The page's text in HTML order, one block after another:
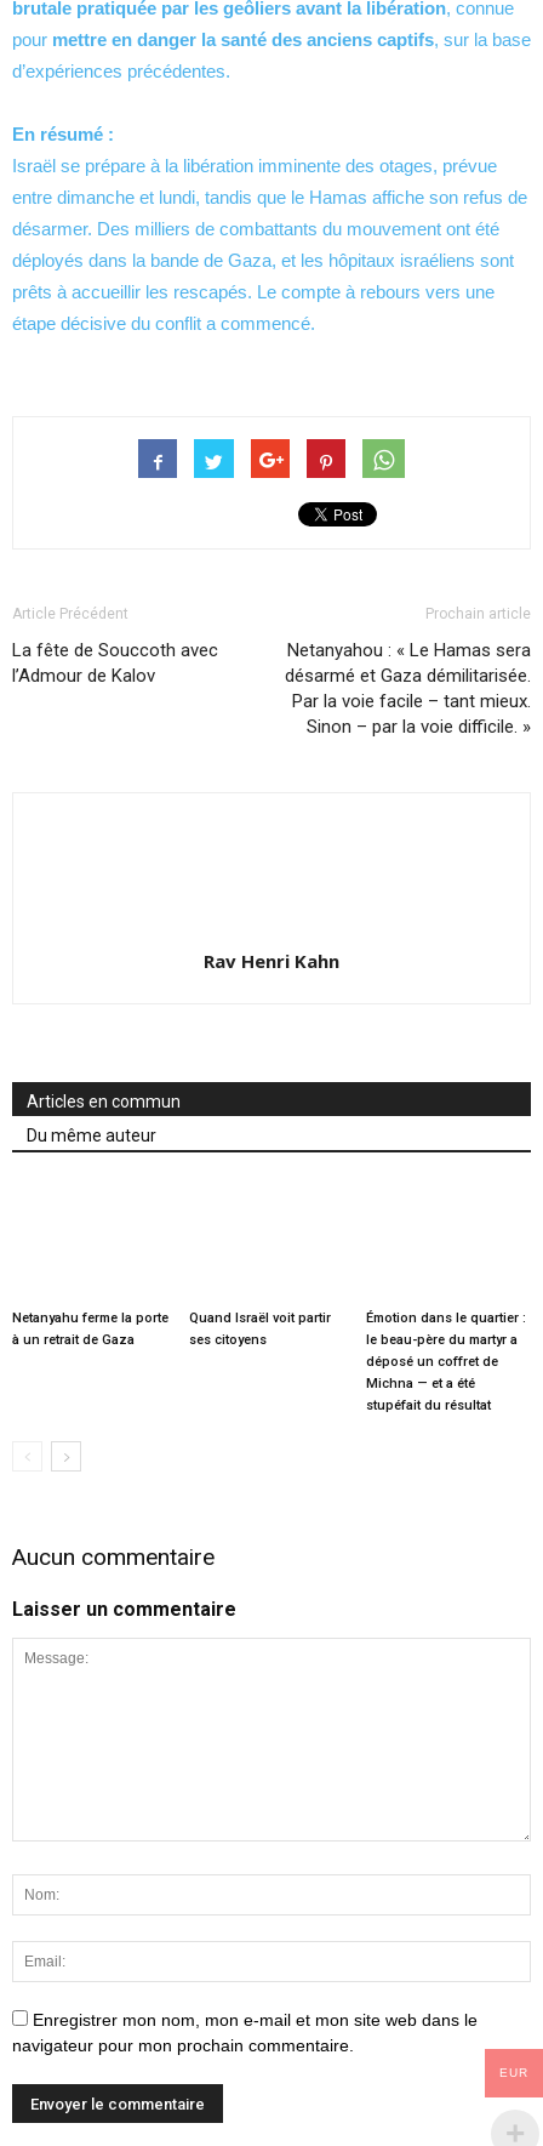
brutale pratiquée par les geôliers avant la libération, connue
pour mettre en danger la santé des anciens captifs, sur la base
d’expériences précédentes.
En résumé :
Israël se prépare à la libération imminente des otages, prévue
entre dimanche et lundi, tandis que le Hamas affiche son refus de
désarmer. Des milliers de combattants du mouvement ont été
déployés dans la bande de Gaza, et les hôpitaux israéliens sont
prêts à accueillir les rescapés. Le compte à rebours vers une
étape décisive du conflit a commencé.
Article Précédent
La fête de Souccoth avec
l’Admour de Kalov
Prochain article
Netanyahou : « Le Hamas sera
désarmé et Gaza démilitarisée.
Par la voie facile – tant mieux.
Sinon – par la voie difficile. »
Rav Henri Kahn
Articles en commun
Du même auteur
Netanyahu ferme la porte
à un retrait de Gaza
Quand Israël voit partir
ses citoyens
Émotion dans le quartier :
le beau-père du martyr a
déposé un coffret de
Michna — et a été
stupéfait du résultat
Aucun commentaire
Laisser un commentaire
Enregistrer mon nom, mon e-mail et mon site web dans le
navigateur pour mon prochain commentaire.
EUR